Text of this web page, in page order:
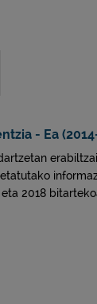
- Ea
2018